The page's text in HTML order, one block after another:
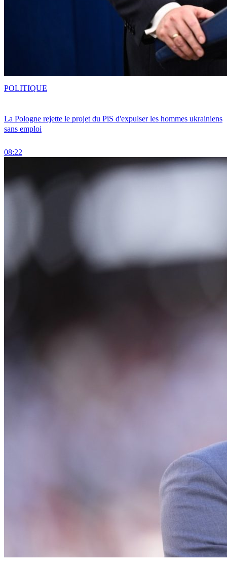
La Pologne rejette le projet du PiS d'expulser les hommes ukrainiens
sans emploi
08:22
POLITIQUE